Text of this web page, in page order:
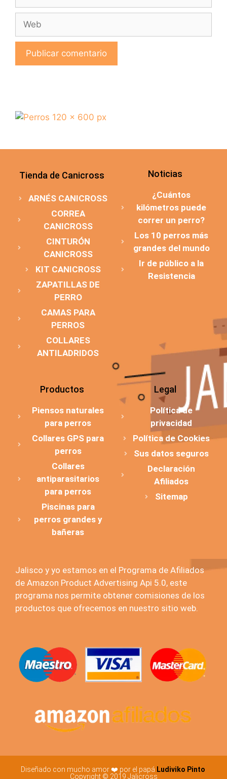
Tienda de Canicross
ARNÉS CANICROSS
CORREA
CANICROSS
CINTURÓN
CANICROSS
KIT CANICROSS
ZAPATILLAS DE
PERRO
CAMAS PARA
PERROS
COLLARES
ANTILADRIDOS
Noticias
¿Cuántos
kilómetros puede
correr un perro?
Los 10 perros más
grandes del mundo
Ir de público a la
Resistencia
Productos
Piensos naturales
para perros
Collares GPS para
perros
Collares
antiparasitarios
para perros
Piscinas para
perros grandes y
bañeras
Legal
Política de
privacidad
Política de Cookies
Sus datos seguros
Declaración
Afiliados
Sitemap
Jalisco y yo estamos en el Programa de Afiliados
de Amazon Product Advertising Api 5.0, este
programa nos permite obtener comisiones de los
productos que ofrecemos en nuestro sitio web.
Diseñado con mucho amor ❤️ por el papá Ludiviko Pinto
Copyright © 2019 Jalicross